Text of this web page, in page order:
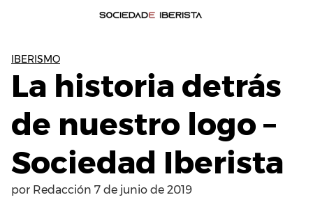
IBERISMO
La historia detrás
de nuestro logo –
Sociedad Iberista
por Redacción 7 de junio de 2019